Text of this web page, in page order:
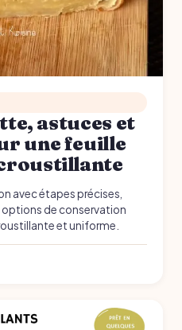
astuces et
une feuille
avec étapes précises,
de conservation
et uniforme.